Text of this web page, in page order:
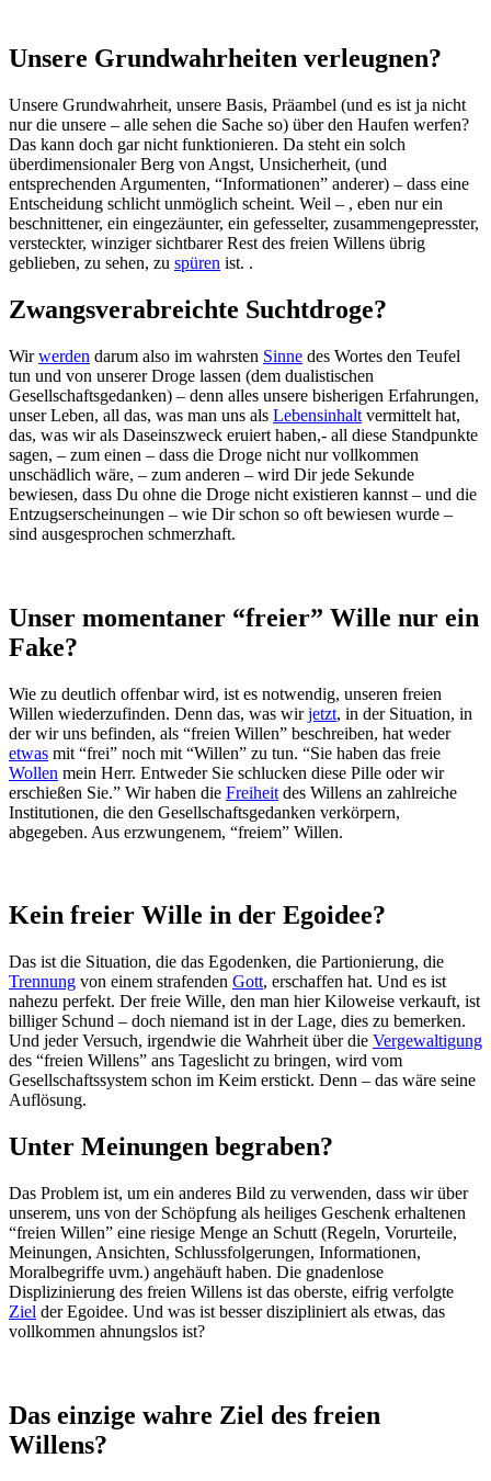
Unsere Grundwahrheiten verleugnen?
Unsere Grundwahrheit, unsere Basis, Präambel (und es ist ja nicht
nur die unsere – alle sehen die Sache so) über den Haufen werfen?
Das kann doch gar nicht funktionieren. Da steht ein solch
überdimensionaler Berg von Angst, Unsicherheit, (und
entsprechenden Argumenten, “Informationen” anderer) – dass eine
Entscheidung schlicht unmöglich scheint. Weil – , eben nur ein
beschnittener, ein eingezäunter, ein gefesselter, zusammengepresster,
versteckter, winziger sichtbarer Rest des freien Willens übrig
geblieben, zu sehen, zu spüren ist. .
Zwangsverabreichte Suchtdroge?
Wirwerden darum also im wahrsten Sinne des Wortes den Teufel
tun und von unserer Droge lassen (dem dualistischen
Gesellschaftsgedanken) – denn alles unsere bisherigen Erfahrungen,
unser Leben, all das, was man uns als Lebensinhalt vermittelt hat,
das, was wir als Daseinszweck eruiert haben,- all diese Standpunkte
sagen, – zum einen – dass die Droge nicht nur vollkommen
unschädlich wäre, – zum anderen – wird Dir jede Sekunde
bewiesen, dass Du ohne die Droge nicht existieren kannst – und die
Entzugserscheinungen – wie Dir schon so oft bewiesen wurde –
sind ausgesprochen schmerzhaft.
Unser momentaner “freier” Wille nur ein
Fake?
Wie zu deutlich offenbar wird, ist es notwendig, unseren freien
Willen wiederzufinden. Denn das, was wirjetzt, in der Situation, in
der wir uns befinden, als “freien Willen” beschreiben, hat weder
etwas mit “frei” noch mit “Willen” zu tun. “Sie haben das freie
Wollen mein Herr. Entweder Sie schlucken diese Pille oder wir
erschießen Sie.” Wir haben die Freiheit des Willens an zahlreiche
Institutionen, die den Gesellschaftsgedanken verkörpern,
abgegeben. Aus erzwungenem, “freiem” Willen.
Kein freier Wille in der Egoidee?
Das ist die Situation, die das Egodenken, die Partionierung, die
Trennung von einem strafenden Gott, erschaffen hat. Und es ist
nahezu perfekt. Der freie Wille, den man hier Kiloweise verkauft, ist
billiger Schund – doch niemand ist in der Lage, dies zu bemerken.
Und jeder Versuch, irgendwie die Wahrheit über die Vergewaltigung
des “freien Willens” ans Tageslicht zu bringen, wird vom
Gesellschaftssystem schon im Keim erstickt. Denn – das wäre seine
Auflösung.
Unter Meinungen begraben?
Das Problem ist, um ein anderes Bild zu verwenden, dass wir über
unserem, uns von der Schöpfung als heiliges Geschenk erhaltenen
“freien Willen” eine riesige Menge an Schutt (Regeln, Vorurteile,
Meinungen, Ansichten, Schlussfolgerungen, Informationen,
Moralbegriffe uvm.) angehäuft haben. Die gnadenlose
Displizinierung des freien Willens ist das oberste, eifrig verfolgte
Ziel der Egoidee. Und was ist besser diszipliniert als etwas, das
vollkommen ahnungslos ist?
Das einzige wahre Ziel des freien
Willens?